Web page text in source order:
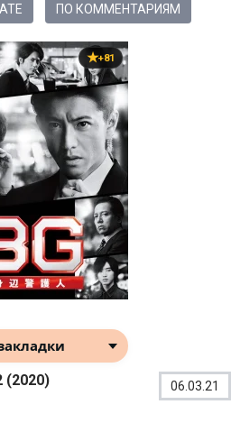
ПО КОММЕНТАРИЯМ
+81
(2020) 06.03.21